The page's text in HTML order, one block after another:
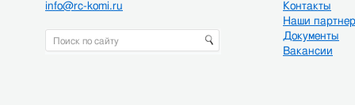
info@rc-komi.ru
Контакты
Наши
Документы
Вакансии